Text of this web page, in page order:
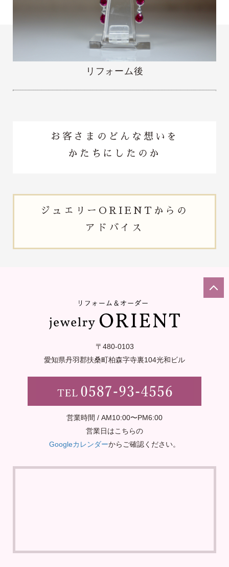
リフォーム後
お客さまのどんな想いを
かたちにしたのか
ジュエリー ORIENTからの
アドバイス
〒480-0103
愛知県丹羽郡扶桑町柏森字寺裏104光和ビル
営業時間 / AM10:00〜PM6:00
営業日はこちらの
Googleカレンダーからご確認ください。